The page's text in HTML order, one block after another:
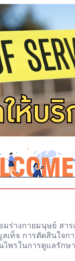
ร่างกายมนุษย์ สา
ท็จ การตัดสินใจกา
พรในการดูแลรัก